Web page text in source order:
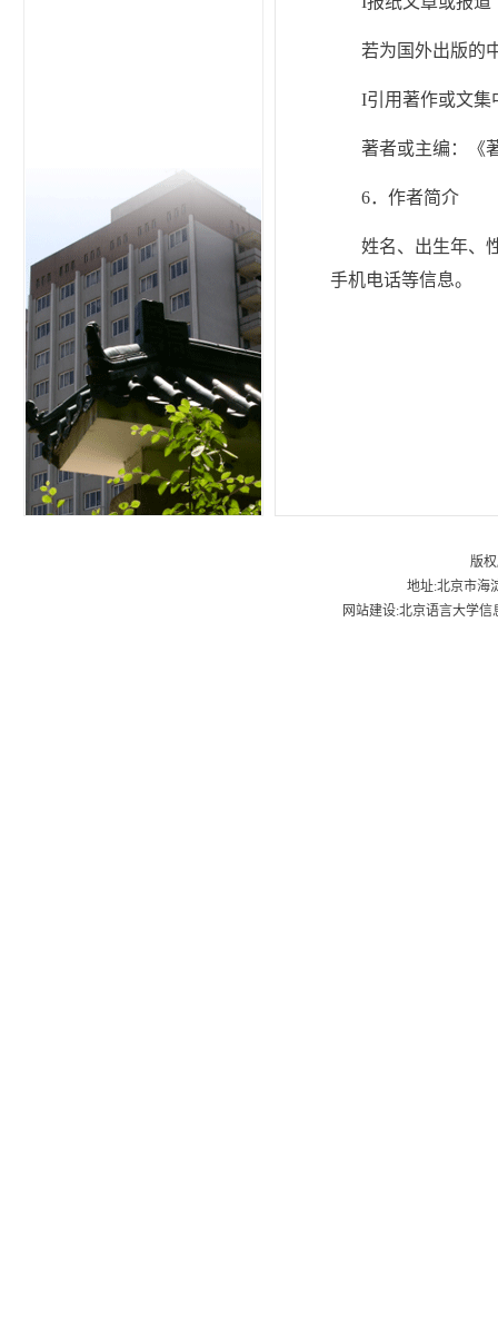
若为国外出版的
I引用著作或文集
著者或主编：《
6．作者简介
姓名、出生年、
手机电话等信息。
版
地址:北京市
网站建设:北京语言大学